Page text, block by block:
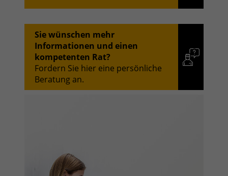
Sie wünschen mehr
Informationen und einen
kompetenten Rat?
Fordern Sie hier eine persönliche
Beratung an.